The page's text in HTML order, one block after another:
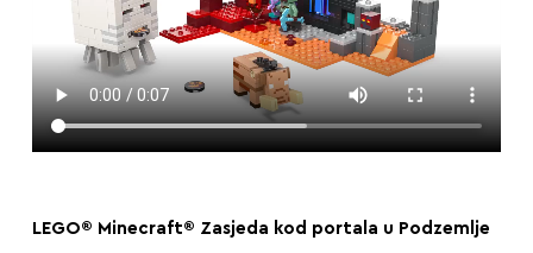
LEGO® Minecraft® Zasjeda kod portala u Podzemlje